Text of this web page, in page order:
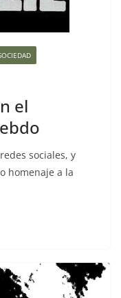
el
sociales, y
homenaje a la